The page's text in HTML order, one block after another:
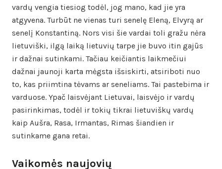
vardų vengia tiesiog todėl, jog mano, kad jie yra
atgyvena. Turbūt ne vienas turi senelę Eleną, Elvyrą ar
senelį Konstantiną. Nors visi šie vardai toli gražu nėra
lietuviški, ilgą laiką lietuvių tarpe jie buvo itin gajūs
ir dažnai sutinkami. Tačiau keičiantis laikmečiui
dažnai jaunoji karta mėgsta išsiskirti, atsiriboti nuo
to, kas priimtina tėvams ar seneliams. Tai pastebima ir
varduose. Ypač laisvėjant Lietuvai, laisvėjo ir vardų
pasirinkimas, todėl ir tokių tikrai lietuviškų vardų
kaip Aušra, Rasa, Irmantas, Rimas šiandien ir
sutinkame gana retai.
Vaikomės naujovių